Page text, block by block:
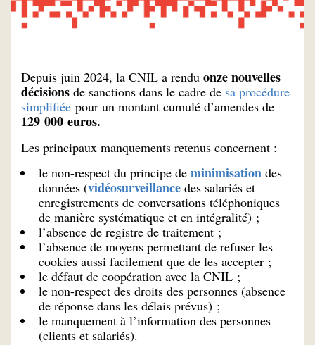
Depuis juin 2024, la CNIL a rendu onze nouvelles
décisions de sanctions dans le cadre de sa procédure
simplifiée pour un montant cumulé d’amendes de
129 000 euros.
Les principaux manquements retenus concernent :
le non-respect du principe de minimisation des
données (vidéosurveillance des salariés et
enregistrements de conversations téléphoniques
de manière systématique et en intégralité) ;
l’absence de registre de traitement ;
l’absence de moyens permettant de refuser les
cookies aussi facilement que de les accepter ;
le défaut de coopération avec la CNIL ;
le non-respect des droits des personnes (absence
de réponse dans les délais prévus) ;
le manquement à l’information des personnes
(clients et salariés).